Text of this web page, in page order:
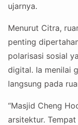
ujarnya.
Menurut Citra,
penting
polarisasi sosial
digital. Ia menilai
langsung pada
“Masjid Cheng
arsitektur.